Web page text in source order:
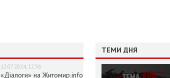
12.07.2024, 12:36
«Діалоги» на Житомир.info
ТЕМИ ДНЯ